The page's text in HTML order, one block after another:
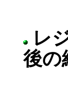
レ
後の